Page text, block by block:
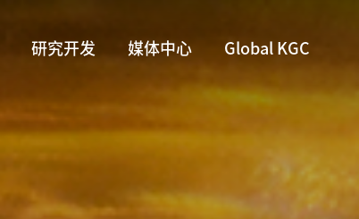
研究开发 媒体中心 Global KGC